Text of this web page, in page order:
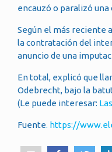
encauzó o paralizó
Según el más reciente
la contratación del
anuncio de una
En total, explicó que
Odebrecht, bajo la
(Le puede interesar:
Fuente. https://